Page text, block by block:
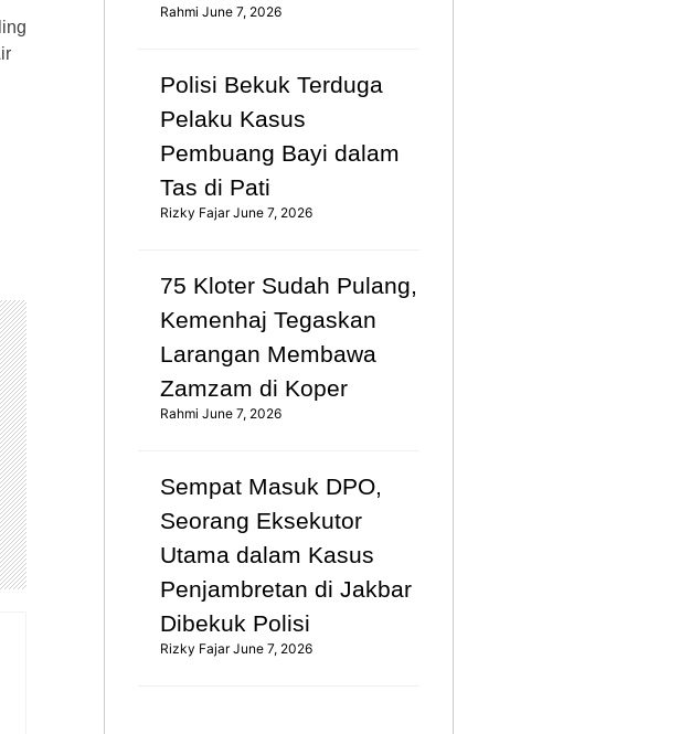
RahmiJune 7, 2026
Polisi Bekuk Terduga
Pelaku Kasus
Pembuang Bayi dalam
Tas di Pati
Rizky FajarJune 7, 2026
75 Kloter Sudah Pulang,
Kemenhaj Tegaskan
Larangan Membawa
Zamzam di Koper
RahmiJune 7, 2026
Sempat Masuk DPO,
Seorang Eksekutor
Utama dalam Kasus
Penjambretan di Jakbar
Dibekuk Polisi
Rizky FajarJune 7, 2026